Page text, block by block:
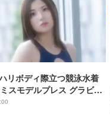
リボディ際立つ競泳水着
スモデルプレス グラビア
ン」連載】